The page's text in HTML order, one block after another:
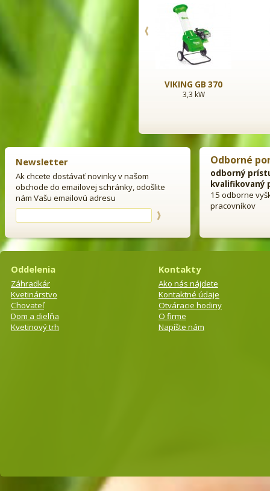
VIKING GE 250 VIKING GB 370
3,3 kW
Newsletter
Ak chcete dostávať novinky v našom
obchode do emailovej schránky, odošlite
nám Vašu emailovú adresu
Odborné
odborný
kvalifikovaný
15 odborne
pracovníkov
Oddelenia
Záhradkár
Kvetinárstvo
Chovateľ
Dom a dielňa
Kvetinový trh
Kontakty
Ako nás nájdete
Kontaktné údaje
Otváracie hodiny
O firme
Napíšte nám